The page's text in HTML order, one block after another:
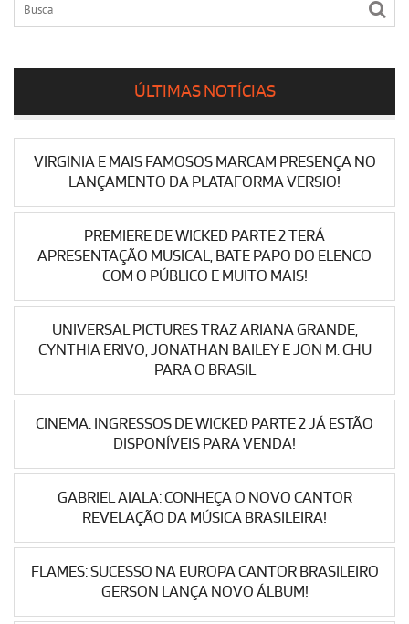
ÚLTIMAS NOTÍCIAS
VIRGINIA E MAIS FAMOSOS MARCAM PRESENÇA NO
LANÇAMENTO DA PLATAFORMA VERSIO!
PREMIERE DE WICKED PARTE 2 TERÁ
APRESENTAÇÃO MUSICAL, BATE PAPO DO ELENCO
COM O PÚBLICO E MUITO MAIS!
UNIVERSAL PICTURES TRAZ ARIANA GRANDE,
CYNTHIA ERIVO, JONATHAN BAILEY E JON M. CHU
PARA O BRASIL
CINEMA: INGRESSOS DE WICKED PARTE 2 JÁ ESTÃO
DISPONÍVEIS PARA VENDA!
GABRIEL AIALA: CONHEÇA O NOVO CANTOR
REVELAÇÃO DA MÚSICA BRASILEIRA!
FLAMES: SUCESSO NA EUROPA CANTOR BRASILEIRO
GERSON LANÇA NOVO ÁLBUM!